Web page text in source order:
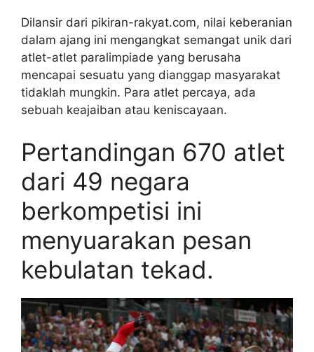
Dilansir dari pikiran-rakyat.com, nilai keberanian
dalam ajang ini mengangkat semangat unik dari
atlet-atlet paralimpiade yang berusaha
mencapai sesuatu yang dianggap masyarakat
tidaklah mungkin. Para atlet percaya, ada
sebuah keajaiban atau keniscayaan.
Pertandingan 670 atlet
dari 49 negara
berkompetisi ini
menyuarakan pesan
kebulatan tekad.